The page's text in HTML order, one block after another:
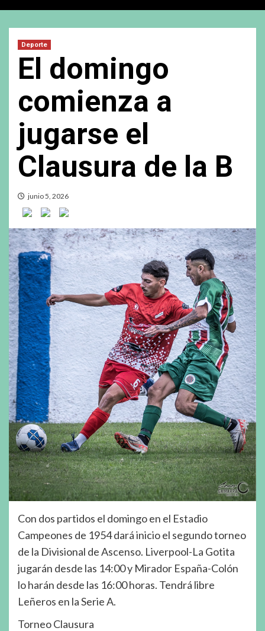
Deporte
El domingo
comienza a
jugarse el
Clausura de la B
junio 5, 2026
Con dos partidos el domingo en el Estadio
Campeones de 1954 dará inicio el segundo torneo
de la Divisional de Ascenso. Liverpool-La Gotita
jugarán desde las 14:00 y Mirador España-Colón
lo harán desde las 16:00 horas. Tendrá libre
Leñeros en la Serie A.
Torneo Clausura